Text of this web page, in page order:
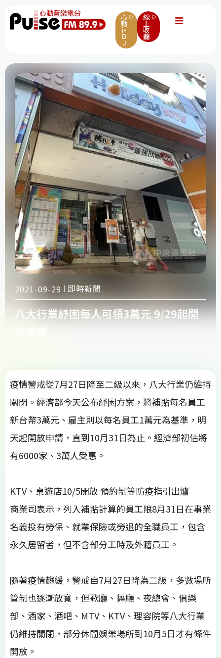
心
動
i-
D
J
線
上
收
聽
2021-09-29 即時新聞
八大行業紓困每人可領3萬元 9/29起開
放申請
疫情警戒從7月27日降至二級以來，八大行業仍維持
關閉。經濟部今天公布紓困方案，將補貼每名員工
新台幣3萬元、雇主則以每名員工1萬元為基準，明
天起開放申請，直到10月31日為止。經濟部初估將
有6000家、3萬人受惠。
KTV、桌遊店10/5開放 預約制等防疫指引出爐
商業司表示，列入補貼計算的員工限8月31日在事業
名義投有勞保、就業保險或勞退的全職員工，包含
永久居留者，但不含部分工時及外籍員工。
隨著疫情趨緩，警戒自7月27日降為二級，多數場所
管制也逐漸放寬，但歌廳、舞廳、夜總會、俱樂
部、酒家、酒吧、MTV、KTV、理容院等八大行業
仍維持關閉，部分休閒娛樂場所到10月5日才有條件
開放。